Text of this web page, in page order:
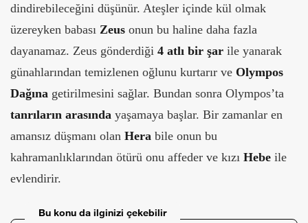
dindirebileceğini düşünür. Ateşler içinde kül olmak
üzereyken babası Zeus onun bu haline daha fazla
dayanamaz. Zeus gönderdiği 4 atlı bir şar ile yanarak
günahlarından temizlenen oğlunu kurtarır ve Olympos
Dağına getirilmesini sağlar. Bundan sonra Olympos’ta
tanrıların arasında yaşamaya başlar. Bir zamanlar en
amansız düşmanı olan Hera bile onun bu
kahramanlıklarından ötürü onu affeder ve kızı Hebe ile
evlendirir.
Bu konu da ilginizi çekebilir